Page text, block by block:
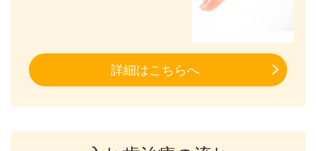
詳細はこちらへ